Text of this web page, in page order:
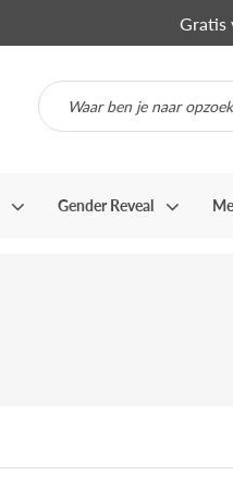
Gratis
Gender Reveal